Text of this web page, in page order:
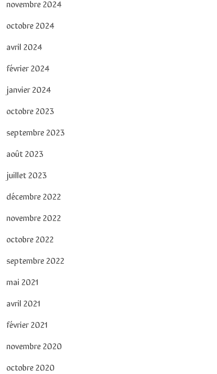
novembre 2024
octobre 2024
avril 2024
février 2024
janvier 2024
octobre 2023
septembre 2023
août 2023
juillet 2023
décembre 2022
novembre 2022
octobre 2022
septembre 2022
mai 2021
avril 2021
février 2021
novembre 2020
octobre 2020